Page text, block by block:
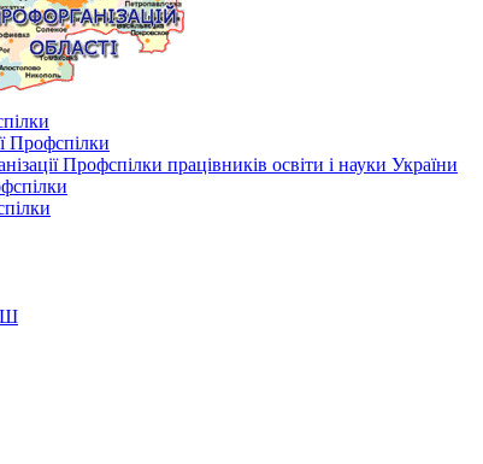
Профспілки
Профспілки працівників освіти і науки України